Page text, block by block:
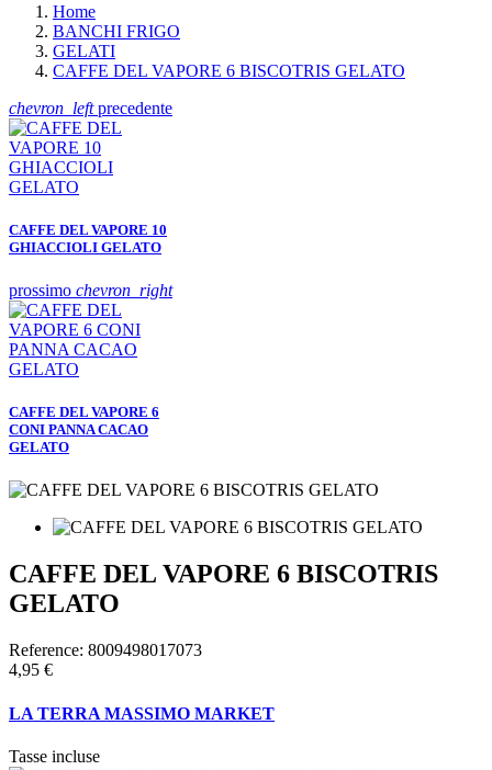
Home
BANCHI FRIGO
GELATI
CAFFE DEL VAPORE 6 BISCOTRIS GELATO
chevron_leftprecedente
CAFFE DEL VAPORE 10
GHIACCIOLI GELATO
prossimo chevron_right
CAFFE DEL VAPORE 6
CONI PANNA CACAO
GELATO
CAFFE DEL VAPORE 6 BISCOTRIS
GELATO
Reference: 8009498017073
4,95 €
LA TERRA MASSIMO MARKET
Tasse incluse